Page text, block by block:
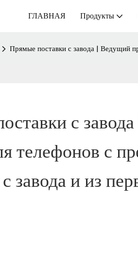
ГЛАВНАЯ Продукты
Прямые поставки с завода | Ведущий
с
телефонов с
завода и из